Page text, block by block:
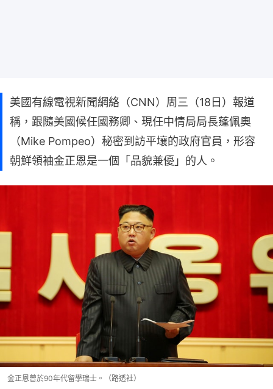
美國有線電視新聞網絡（CNN）周三（18日）報道
稱，跟隨美國候任國務卿、現任中情局局長蓬佩奧
（Mike Pompeo）秘密到訪平壤的政府官員，形容
朝鮮領袖金正恩是一個「品貌兼優」的人。
金正恩曾於90年代留學瑞士。（路透社）